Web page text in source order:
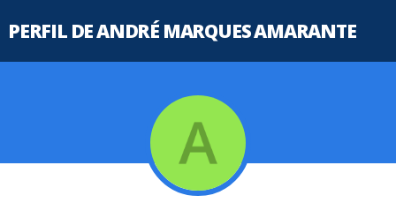
PERFIL DE ANDRÉ MARQUES AMARANTE